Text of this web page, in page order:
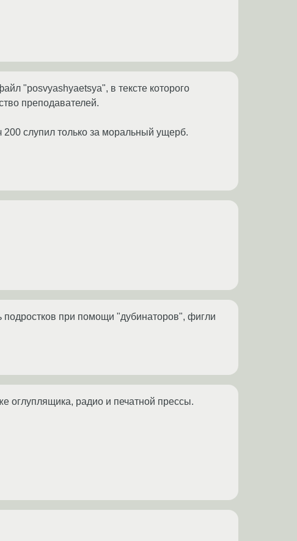
"posvyashyaetsya", в тексте которого
преподавателей.
200 слупил только за моральный ущерб.
подростков при помощи "дубинаторов", фигли
оглуплящика, радио и печатной прессы.